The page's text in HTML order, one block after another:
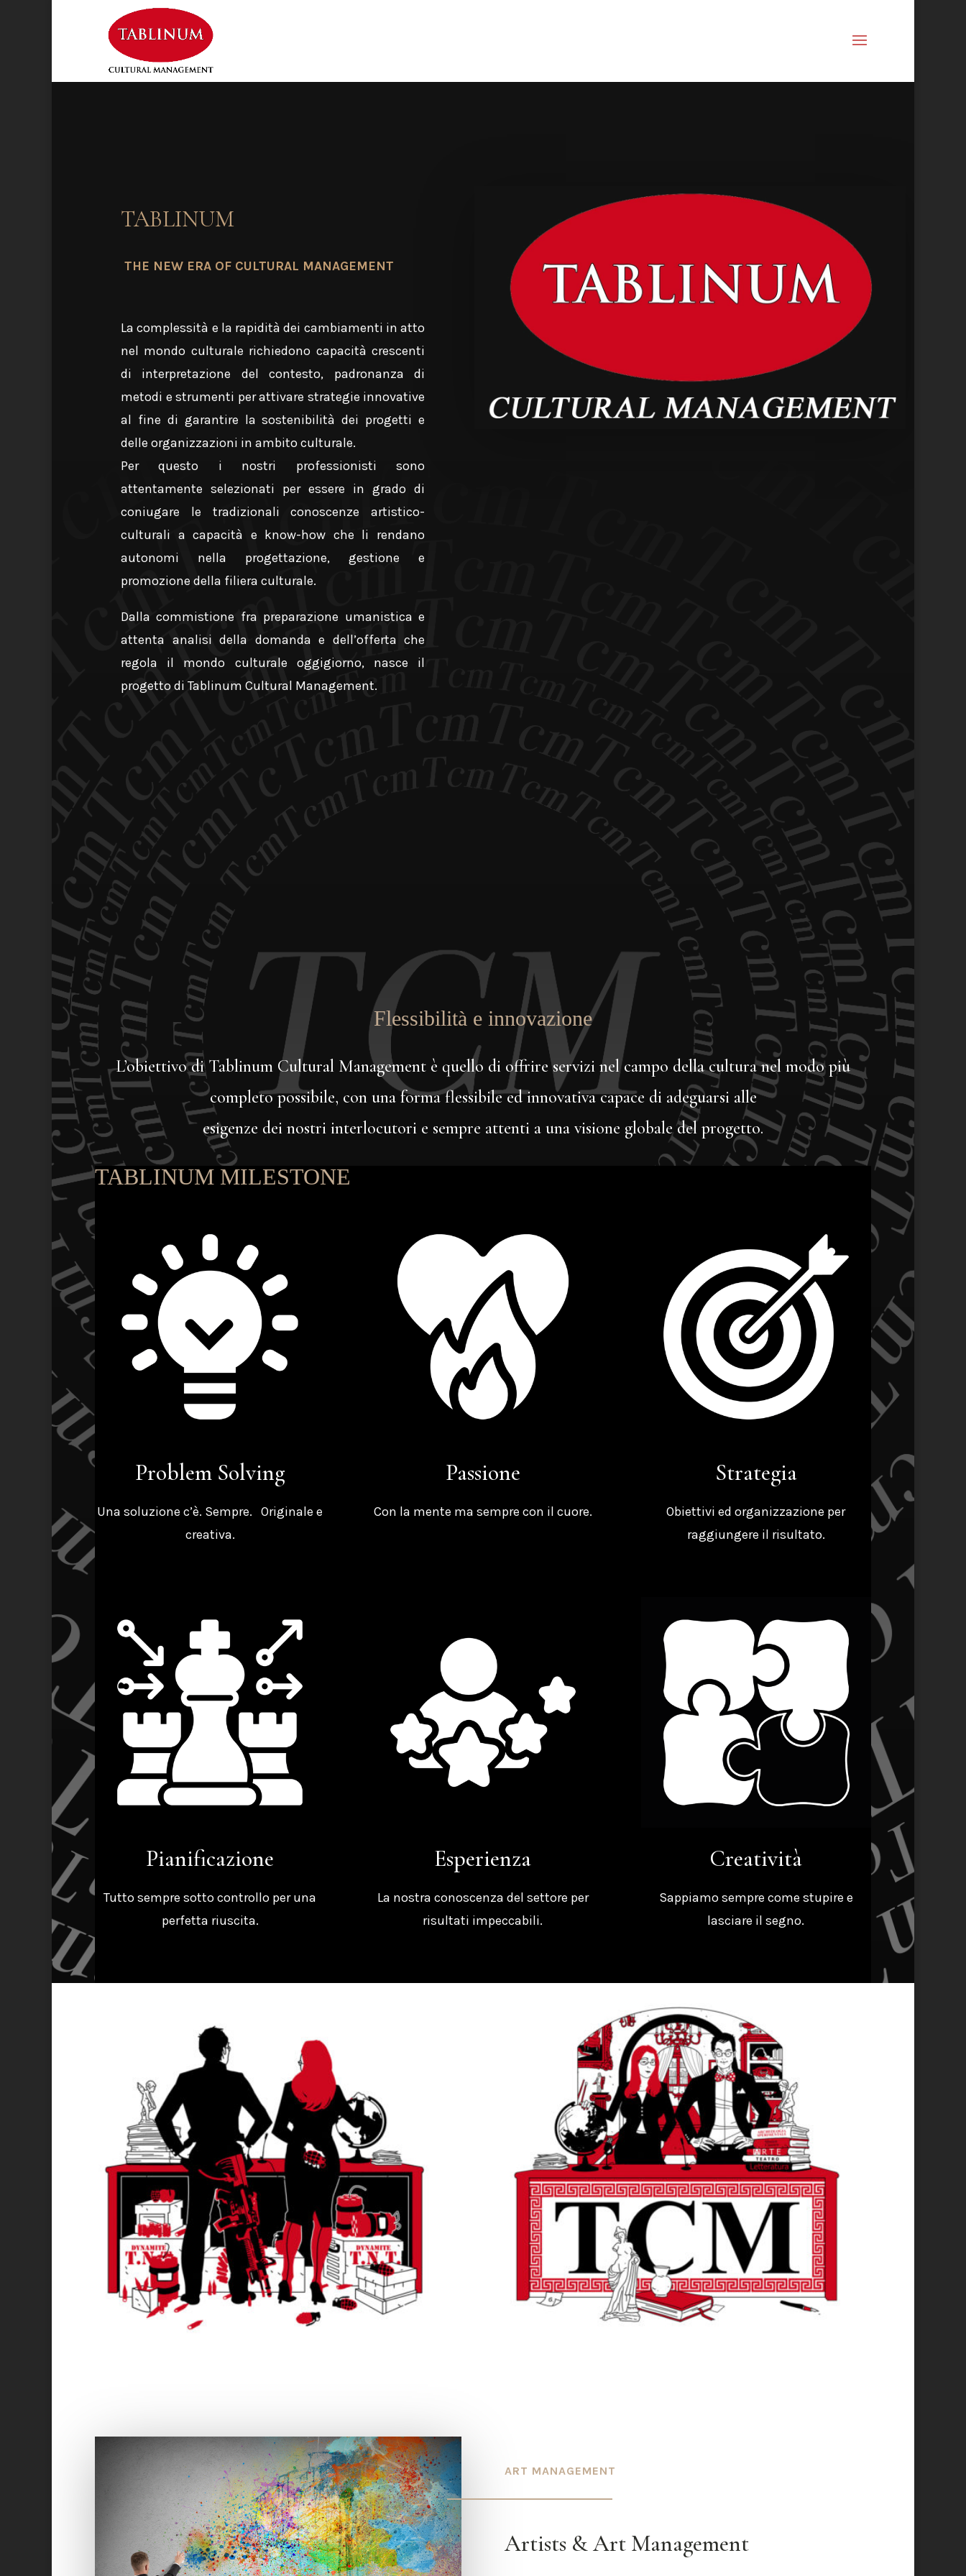
TABLINUM
THE NEW ERA OF CULTURAL MANAGEMENT
La complessità e la rapidità dei cambiamenti in atto
nel mondo culturale richiedono capacità crescenti
di interpretazione del contesto, padronanza di
metodi e strumenti per attivare strategie innovative
al fine di garantire la sostenibilità dei progetti e
delle organizzazioni in ambito culturale.
Per questo i nostri professionisti sono
attentamente selezionati per essere in grado di
coniugare le tradizionali conoscenze artistico-
culturali a capacità e know-how che li rendano
autonomi nella progettazione, gestione e
promozione della filiera culturale.
Dalla commistione fra preparazione umanistica e
attenta analisi della domanda e dell’offerta che
regola il mondo culturale oggigiorno, nasce il
progetto di Tablinum Cultural Management.
Flessibilità e innovazione
L’obiettivo di Tablinum Cultural Management è quello di offrire servizi nel campo della cultura nel modo più
completo possibile, con una forma flessibile ed innovativa capace di adeguarsi alle
esigenze dei nostri interlocutori e sempre attenti a una visione globale del progetto.
TABLINUM MILESTONE
Problem Solving
Una soluzione c’è. Sempre.Originale e
creativa.
Passione
Con la mente ma sempre con il cuore.
Strategia
Obiettivi ed organizzazione per
raggiungere il risultato.
Pianificazione
Tutto sempre sotto controllo per una
perfetta riuscita.
Esperienza
La nostra conoscenza del settore per
risultati impeccabili.
Creatività
Sappiamo sempre come stupire e
lasciare il segno.
ART MANAGEMENT
Artists & Art Management